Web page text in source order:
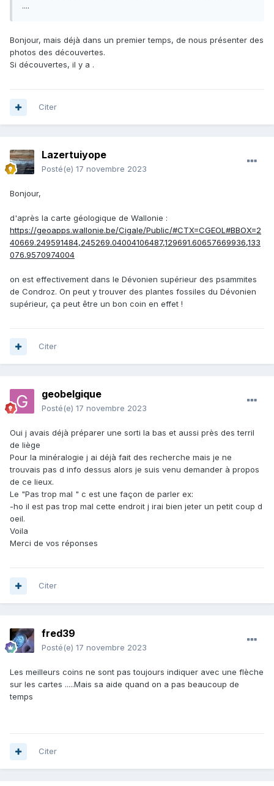
....
Bonjour, mais déjà dans un premier temps, de nous présenter des
photos des découvertes.
Si découvertes, il y a .
Citer
Lazertuiyope
Posté(e) 17 novembre 2023
Bonjour,
d'après la carte géologique de Wallonie :
https://geoapps.wallonie.be/Cigale/Public/#CTX=CGEOL#BBOX=2
40669.249591484,245269.04004106487,129691.60657669936,133
076.9570974004
on est effectivement dans le Dévonien supérieur des psammites
de Condroz. On peut y trouver des plantes fossiles du Dévonien
supérieur, ça peut être un bon coin en effet !
Citer
geobelgique
Posté(e) 17 novembre 2023
Oui j avais déjà préparer une sorti la bas et aussi près des terril
de liège
Pour la minéralogie j ai déjà fait des recherche mais je ne
trouvais pas d info dessus alors je suis venu demander à propos
de ce lieux.
Le "Pas trop mal " c est une façon de parler ex:
-ho il est pas trop mal cette endroit j irai bien jeter un petit coup d
oeil.
Voila
Merci de vos réponses
Citer
fred39
Posté(e) 17 novembre 2023
Les meilleurs coins ne sont pas toujours indiquer avec une flèche
sur les cartes .....Mais sa aide quand on a pas beaucoup de
temps
Citer